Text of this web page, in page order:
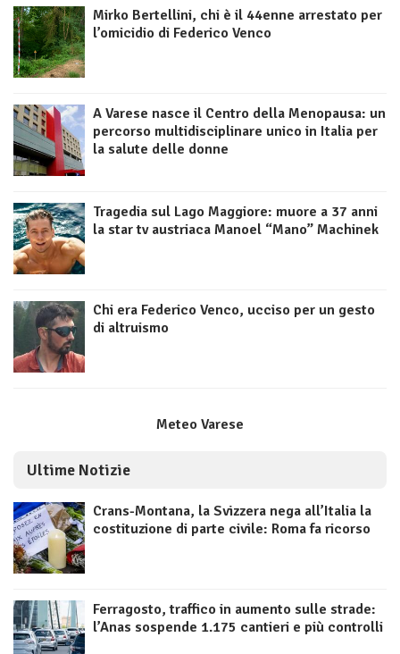
Mirko Bertellini, chi è il 44enne arrestato per
l’omicidio di Federico Venco
A Varese nasce il Centro della Menopausa: un
percorso multidisciplinare unico in Italia per
la salute delle donne
Tragedia sul Lago Maggiore: muore a 37 anni
la star tv austriaca Manoel “Mano” Machinek
Chi era Federico Venco, ucciso per un gesto
di altruismo
Meteo Varese
Ultime Notizie
Crans-Montana, la Svizzera nega all’Italia la
costituzione di parte civile: Roma fa ricorso
Ferragosto, traffico in aumento sulle strade:
l’Anas sospende 1.175 cantieri e più controlli